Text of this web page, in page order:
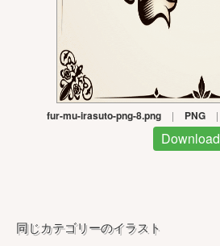
fur-mu-irasuto-png-8.png | PNG |
Download
同じカテゴリーのイラスト